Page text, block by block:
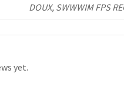
DOUX, SWWWIM FPS
yet.